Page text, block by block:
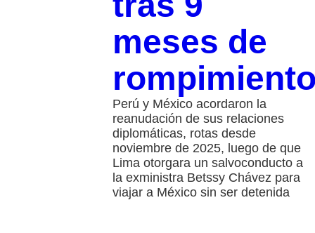
meses de
Perú y México acordaron la
reanudación de sus relaciones
diplomáticas, rotas desde
noviembre de 2025, luego de que
Lima otorgara un salvoconducto a
la exministra Betssy Chávez para
viajar a México sin ser detenida